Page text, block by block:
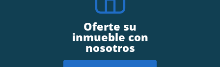
Oferte su
inmueble con
nosotros